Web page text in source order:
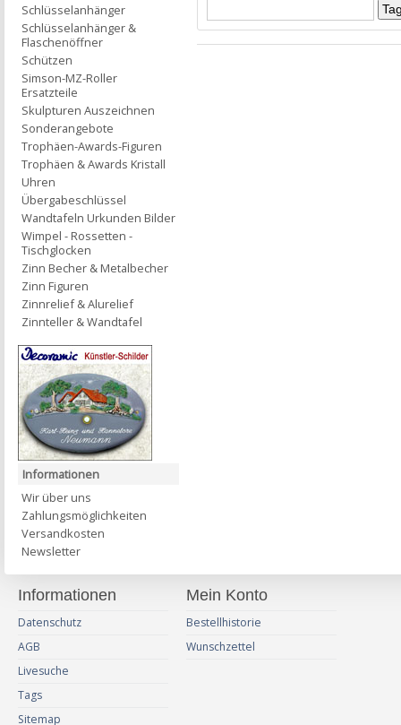
Schlüsselanhänger
Schlüsselanhänger &
Flaschenöffner
Schützen
Simson-MZ-Roller
Ersatzteile
Skulpturen Auszeichnen
Sonderangebote
Trophäen-Awards-Figuren
Trophäen & Awards Kristall
Uhren
Übergabeschlüssel
Wandtafeln Urkunden Bilder
Wimpel - Rossetten -
Tischglocken
Zinn Becher & Metalbecher
Zinn Figuren
Zinnrelief & Alurelief
Zinnteller & Wandtafel
Informationen
Wir über uns
Zahlungsmöglichkeiten
Versandkosten
Newsletter
Informationen
Datenschutz
AGB
Livesuche
Tags
Sitemap
Mein Konto
Bestellhistorie
Wunschzettel